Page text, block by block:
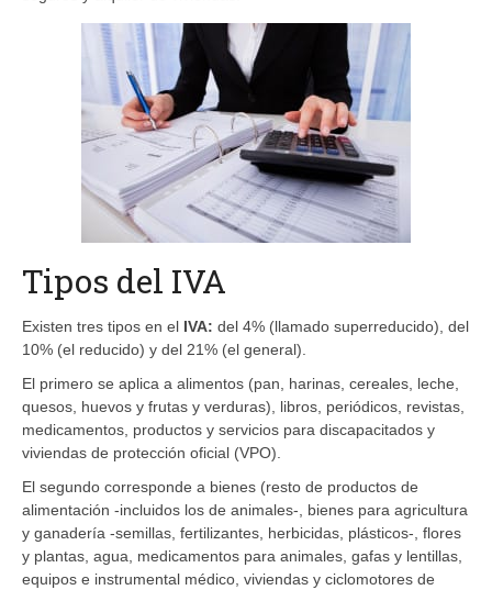
Tipos del IVA
Existen tres tipos en el IVA: del 4% (llamado superreducido), del
10% (el reducido) y del 21% (el general).
El primero se aplica a alimentos (pan, harinas, cereales, leche,
quesos, huevos y frutas y verduras), libros, periódicos, revistas,
medicamentos, productos y servicios para discapacitados y
viviendas de protección oficial (VPO).
El segundo corresponde a bienes (resto de productos de
alimentación -incluidos los de animales-, bienes para agricultura
y ganadería -semillas, fertilizantes, herbicidas, plásticos-, flores
y plantas, agua, medicamentos para animales, gafas y lentillas,
equipos e instrumental médico, viviendas y ciclomotores de